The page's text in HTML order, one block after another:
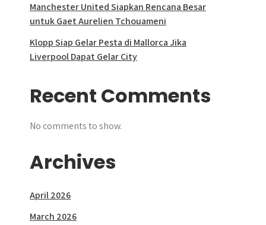
Manchester United Siapkan Rencana Besar
untuk Gaet Aurelien Tchouameni
Klopp Siap Gelar Pesta di Mallorca Jika
Liverpool Dapat Gelar City
Recent Comments
No comments to show.
Archives
April 2026
March 2026